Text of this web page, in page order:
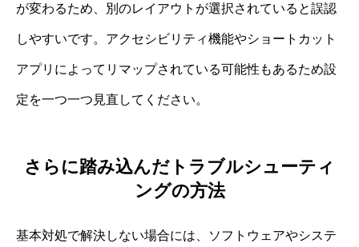
が変わるため、別のレイアウトが選択されていると誤認
しやすいです。アクセシビリティ機能やショートカット
アプリによってリマップされている可能性もあるため設
定を一つ一つ見直してください。
さらに踏み込んだトラブルシューティ
ングの方法
基本対処で解決しない場合には、ソフトウェアやシステ